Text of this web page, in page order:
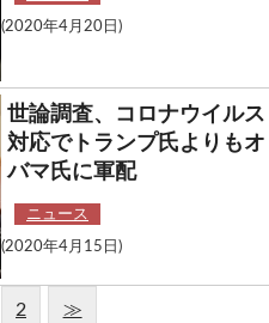
(2020年4月20日)
世論調査、コロナウイルス
対応でトランプ氏よりもオ
バマ氏に軍配
ニュース
(2020年4月15日)
2 ≫